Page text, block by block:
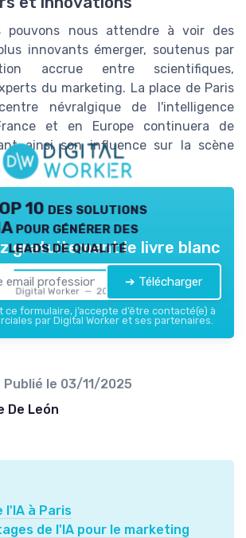
pouvons nous attendre à voir des
innovants émerger, soutenus par
accrue entre scientifiques,
du marketing. La place de Paris
névralgique de l'intelligence
et en Europe continuera de
ainsi son influence sur la scène
10 des solutions
pour générer des
leads de qualité
Digital Worker — 2026
gratuitement le livre blanc
➔ Télécharger
ce formulaire, j’accepte d’être contacté(e) à
par Digital Worker et ses partenaires.
Publié le 03/11/2025
De León
l'IA à Paris
de l'IA pour le marketing